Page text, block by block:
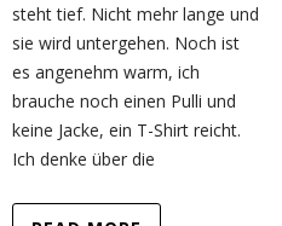
steht tief. Nicht mehr lange und
sie wird untergehen. Noch ist
es angenehm warm, ich
brauche noch einen Pulli und
keine Jacke, ein T-Shirt reicht.
Ich denke über die